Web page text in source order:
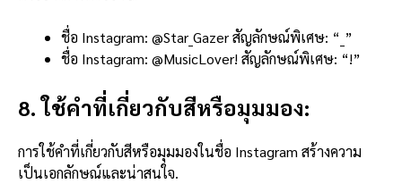
ชื่อ Instagram: @Star_Gazer สัญลักษณ์พิเศษ: “_”
ชื่อ Instagram: @MusicLover! สัญลักษณ์พิเศษ: “!”
8. ใช้คำที่เกี่ยวกับสีหรือมุมมอง:
การใช้คำที่เกี่ยวกับสีหรือมุมมองในชื่อ Instagram สร้างความ
เป็นเอกลักษณ์และน่าสนใจ.